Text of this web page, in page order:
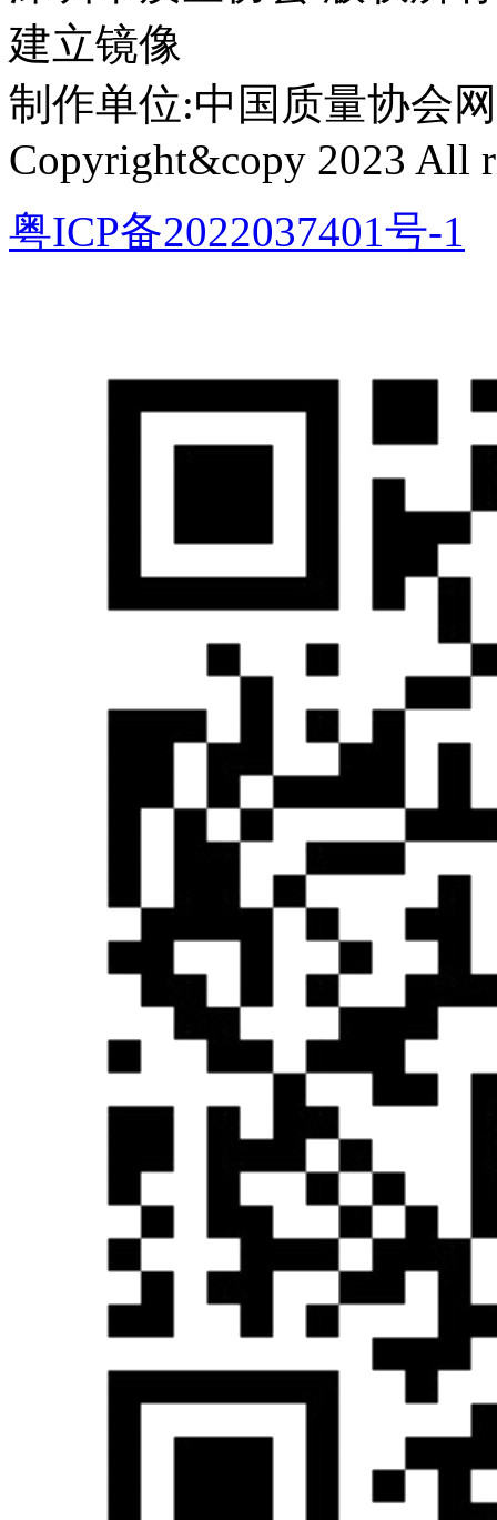
建立镜像
制作单位:中国质量协会
Copyright&copy 2023 All
粤ICP备2022037401号-1